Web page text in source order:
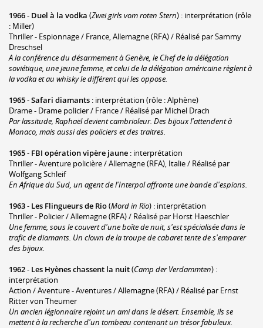
1966- Duel à la vodka (Zwei girls vom roten Stern) : interprétation (rôle
: Miller)
Thriller - Espionnage / France, Allemagne (RFA) / Réalisé par Sammy
Dreschsel
A la conférence du désarmement à Genève, le Chef de la délégation
soviétique, une jeune femme, et celui de la délégation américaine règlent à
la vodka et au whisky le différent qui les oppose.
1965-Safari diamants : interprétation (rôle : Alphène)
Drame - Drame policier / France / Réalisé par Michel Drach
Par lassitude, Raphaël devient cambrioleur. Des bijoux l'attendent à
Monaco, mais aussi des policiers et des traitres.
1965- FBI opération vipère jaune : interprétation
Thriller - Aventure policière / Allemagne (RFA), Italie / Réalisé par
Wolfgang Schleif
En Afrique du Sud, un agent de l'Interpol affronte une bande d'espions.
1963- Les Flingueurs de Rio(Mord in Rio) : interprétation
Thriller - Policier / Allemagne (RFA) / Réalisé par Horst Haeschler
Une femme, sous le couvert d'une boîte de nuit, s'est spécialisée dans le
trafic de diamants. Un clown de la troupe de cabaret tente de s'emparer
des bijoux.
1962- Les Hyènes chassent la nuit(Camp der Verdammten) :
interprétation
Action / Aventure - Aventures / Allemagne (RFA) / Réalisé par Ernst
Ritter von Theumer
Un ancien légionnaire rejoint un ami dans le désert. Ensemble, ils se
mettent à la recherche d'un tombeau contenant un trésor fabuleux.